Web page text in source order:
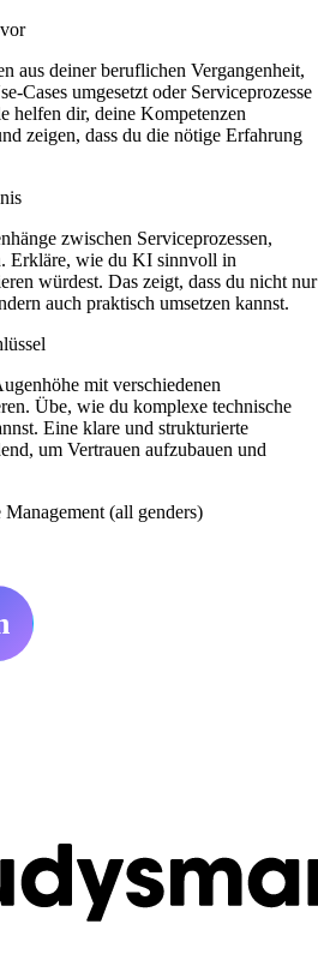
aus deiner beruflichen Vergangenheit,
Cases umgesetzt oder Serviceprozesse
helfen dir, deine Kompetenzen
zeigen, dass du die nötige Erfahrung
zwischen Serviceprozessen,
Erkläre, wie du KI sinnvoll in
würdest. Das zeigt, dass du nicht nur
auch praktisch umsetzen kannst.
mit verschiedenen
Übe, wie du komplexe technische
Eine klare und strukturierte
um Vertrauen aufzubauen und
(all genders)